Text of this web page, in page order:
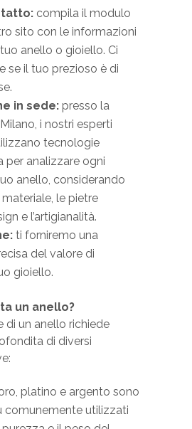
compila il modulo
sito con le informazioni
anello o gioiello. Ci
se il tuo prezioso è di
in sede: presso la
i nostri esperti
tecnologie
per analizzare ogni
anello, considerando
le pietre
e l’artigianalità.
ti forniremo una
del valore di
gioiello.
un anello?
di un anello richiede
di diversi
platino e argento sono
comunemente utilizzati